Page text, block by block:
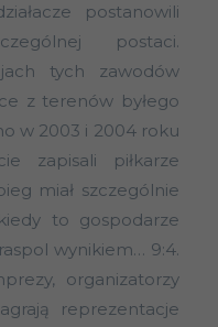
postanowili
postaci.
tych zawodów
z terenów byłego
w 2003 i 2004 roku
zapisali piłkarze
miał szczególnie
to gospodarze
wynikiem… 9:4.
organizatorzy
reprezentacje